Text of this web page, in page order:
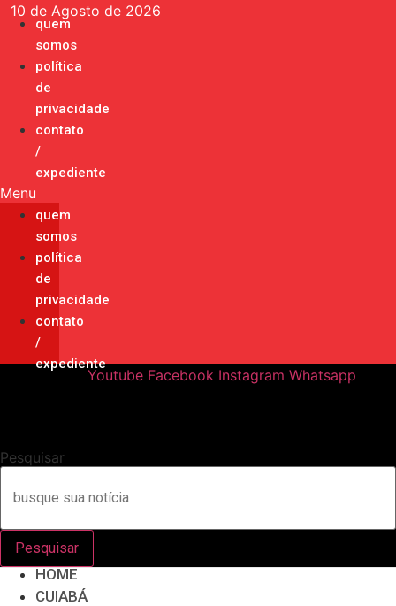
para
conteúdo
10 de Agosto de 2026
quem
somos
política
de
privacidade
contato
/
expediente
Menu
quem
somos
política
de
privacidade
contato
/
expediente
Youtube Facebook Instagram Whatsapp
Pesquisar
Pesquisar
HOME
CUIABÁ